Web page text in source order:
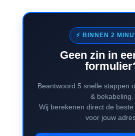
⚡ BINNEN 2
Geen zin in
Beantwoord 5 snelle stappen
& bekabeling.
Wij berekenen direct de
voor jouw